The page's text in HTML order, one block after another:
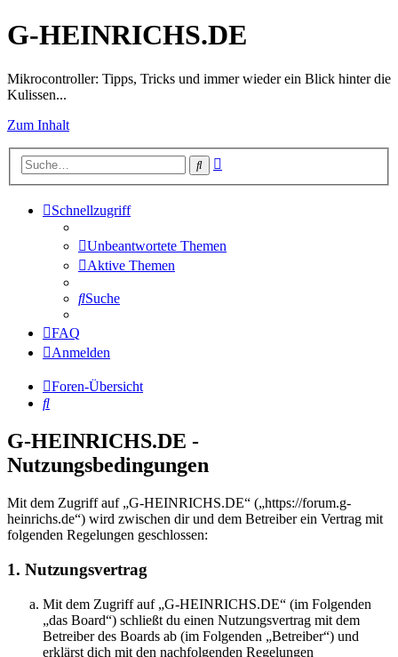
G-HEINRICHS.DE
Mikrocontroller: Tipps, Tricks und immer wieder ein Blick hinter die
Kulissen...
Zum Inhalt
Suche
Schnellzugriff
Unbeantwortete Themen
Aktive Themen
Suche
FAQ
Anmelden
Foren-Übersicht
Suche
G-HEINRICHS.DE -
Nutzungsbedingungen
Mit dem Zugriff auf „G-HEINRICHS.DE“ („https://forum.g-
heinrichs.de“) wird zwischen dir und dem Betreiber ein Vertrag mit
folgenden Regelungen geschlossen:
1. Nutzungsvertrag
Mit dem Zugriff auf „G-HEINRICHS.DE“ (im Folgenden
„das Board“) schließt du einen Nutzungsvertrag mit dem
Betreiber des Boards ab (im Folgenden „Betreiber“) und
erklärst dich mit den nachfolgenden Regelungen